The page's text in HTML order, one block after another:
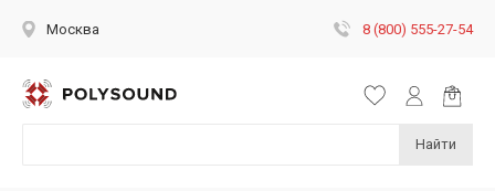
Москва 8 (800) 555-27-54
Найти